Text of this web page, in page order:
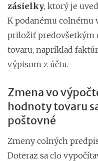
zásielky, ktorý je
K podanému colnému
priložiť predovšetkým
tovaru, napríklad
výpisom z účtu.
Zmena vo
hodnoty tovaru
poštovné
Zmeny colných
Doteraz sa clo